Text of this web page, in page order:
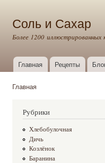
Соль и Сахар
Более 1200 иллюстрированных
Главное меню
Главная Рецепты
Главная
Рубрики
Хлебобулочная
Дичь
Козлёнок
Баранина